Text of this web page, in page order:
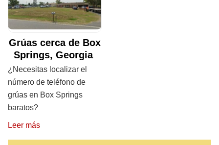
Grúas cerca de Box
Springs, Georgia
¿Necesitas localizar el
número de teléfono de
grúas en Box Springs
baratos?
Leer más